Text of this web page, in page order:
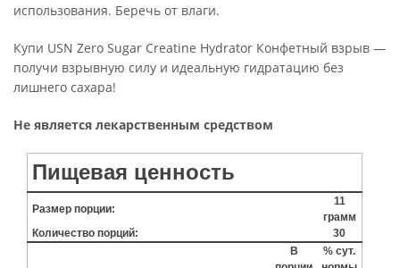
использования. Беречь от влаги.
Купи USN Zero Sugar Creatine Hydrator Конфетный взрыв —
получи взрывную силу и идеальную гидратацию без
лишнего сахара!
Не является лекарственным средством
Пищевая ценность
Размер порции:
11
грамм
Количество порций:
30
В
% сут.